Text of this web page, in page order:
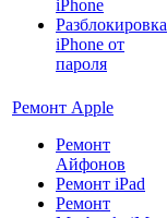
iPhone
Разблокировка
iPhone от
пароля
Ремонт Apple
Ремонт
Айфонов
Ремонт iPad
Ремонт